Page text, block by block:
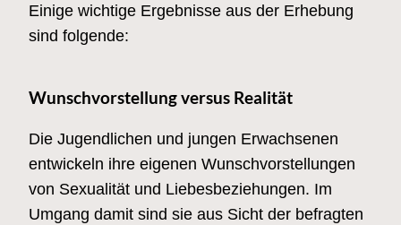
Einige wichtige Ergebnisse aus der Erhebung
sind folgende:
Wunschvorstellung versus Realität
Die Jugendlichen und jungen Erwachsenen
entwickeln ihre eigenen Wunschvorstellungen
von Sexualität und Liebesbeziehungen. Im
Umgang damit sind sie aus Sicht der befragten